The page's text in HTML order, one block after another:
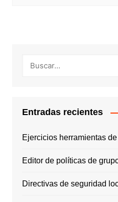
Entradas recientes
Ejercicios herramientas
Editor de políticas de
Directivas de seguridad